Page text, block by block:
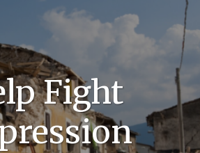
Fight